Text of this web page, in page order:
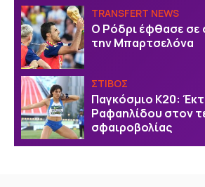
TRANSFERT NEWS
O Ρόδρι έφθασε σε
την Μπαρτσελόνα
ΣΤΙΒΟΣ
Παγκόσμιο Κ20:
Ραφαηλίδου στον
σφαιροβολίας